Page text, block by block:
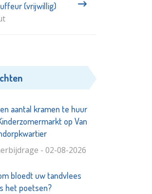
(vrijwillig)
aantal kramen te huur
op Van
- 02-08-2026
bloedt uw tandvlees
het poetsen?